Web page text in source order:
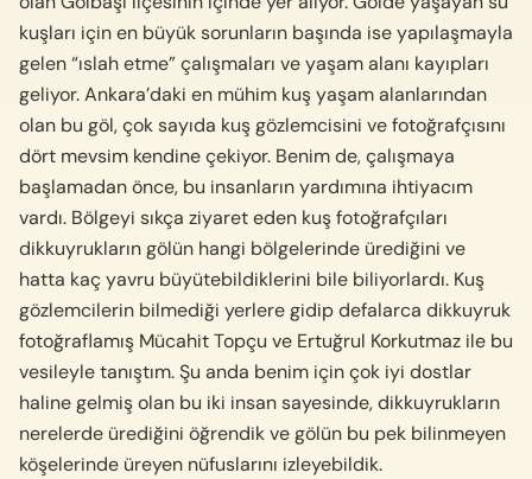
kuşları için en büyük sorunların başında ise yapılaşmayla
gelen “ıslah etme” çalış­maları ve yaşam alanı kayıpları
geliyor. Ankara’da­ki en mühim kuş yaşam alanlarından
olan bu göl, çok sayıda kuş gözlemcisini ve fotoğrafçısını
dört mevsim kendine çekiyor. Benim de, çalışmaya
başlamadan önce, bu insanların yardımına ihtiyacım
vardı. Bölgeyi sıkça ziyaret eden kuş fotoğrafçıları
dikkuyrukların gölün hangi bölgelerinde ürediğini ve
hatta kaç yavru büyütebildiklerini bile biliyorlar­dı. Kuş
gözlemcilerin bilmediği yerlere gidip defa­larca dikkuyruk
fotoğraflamış Mücahit Topçu ve Ertuğrul Korkutmaz ile bu
vesileyle tanıştım. Şu anda benim için çok iyi dostlar
haline gelmiş olan bu iki insan sayesinde, dikkuyrukların
nerelerde ürediğini öğrendik ve gölün bu pek bilinmeyen
köşelerinde üreyen nüfuslarını izleyebildik.